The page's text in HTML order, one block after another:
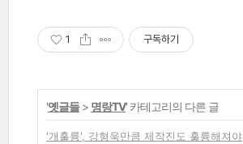
1 구독하기
'옛글들> 명랑TV' 카테고리의 다른 글
'개훌륭', 강형욱만큼 제작진도 훌륭해져야